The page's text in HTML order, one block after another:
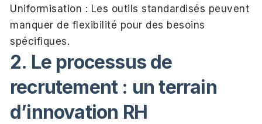
Uniformisation : Les outils standardisés peuvent
manquer de flexibilité pour des besoins
spécifiques.
2. Le processus de
recrutement : un terrain
d’innovation RH